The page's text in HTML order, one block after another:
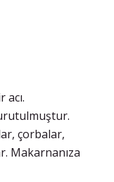
çorbalar,
Makarnanıza